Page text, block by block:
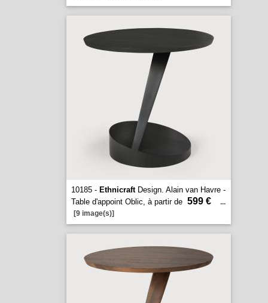
10185 - EthnicraftDesign. Alain van Havre -
Table d'appoint Oblic, à partir de 599 €
...
[9 image(s)]